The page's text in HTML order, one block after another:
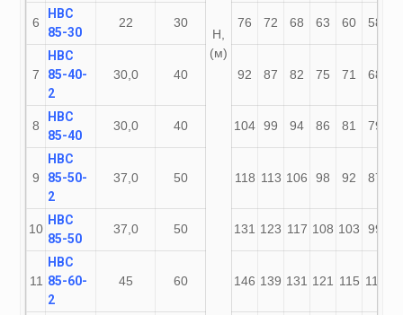
Н,
(м)
6
НВС
85-30
22 30 76 72 68 63 60 58
7
НВС
85-40-
2
30,0 40 92 87 82 75 71 68
8
НВС
85-40
30,0 40 104 99 94 86 81 79
9
НВС
85-50-
2
37,0 50 118 113 106 98 92 87
10
НВС
85-50
37,0 50 131 123 117 108 103 99
11
НВС
85-60-
2
45 60 146 139 131 121 115 110